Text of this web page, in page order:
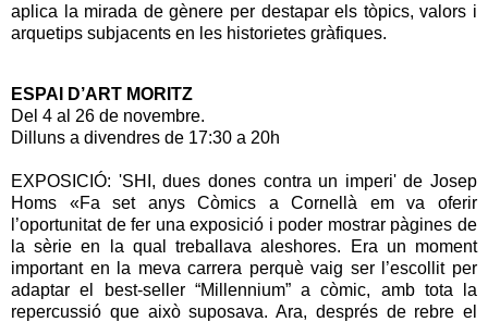
aplica la mirada de gènere per destapar els tòpics, valors i
arquetips subjacents en les historietes gràfiques.
ESPAI D’ART MORITZ
Del 4 al 26 de novembre.
Dilluns a divendres de 17:30 a 20h
EXPOSICIÓ: 'SHI, dues dones contra un imperi' de Josep
Homs «Fa set anys Còmics a Cornellà em va oferir
l’oportunitat de fer una exposició i poder mostrar pàgines de
la sèrie en la qual treballava aleshores. Era un moment
important en la meva carrera perquè vaig ser l’escollit per
adaptar el best-seller “Millennium” a còmic, amb tota la
repercussió que això suposava. Ara, després de rebre el